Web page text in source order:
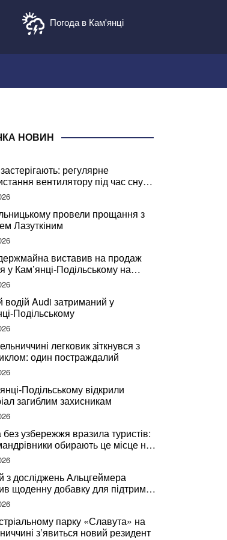
Погода в Кам'янці
НОВИН
застерігають: регулярне
вентилятору під час сну
вплинути на ваше
провели прощання з
Лазуткіним
виставив на продаж
у Кам’янці-Подільському на
водій Audi затриманий у
Подільському
легковик зіткнувся з
один постраждалий
Подільському відкрили
загиблим захисникам
без узбережжя вразила туристів:
обирають це місце на
з досліджень Альцгеймера
щоденну добавку для підтримки
діяльності
парку «Славута» на
з’явиться новий резидент